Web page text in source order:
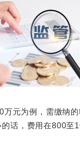
元为例，需缴纳的
，费用在800至